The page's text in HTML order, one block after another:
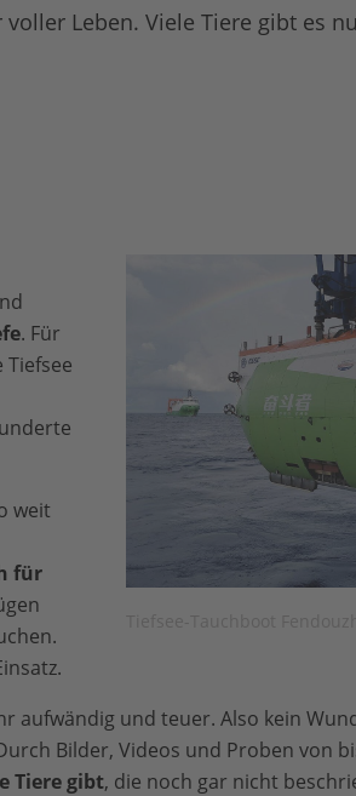
Leben. Viele Tiere gibt es
. Für
weit
für
aufwändig und teuer. Also kein
Bilder, Videos und Proben von
Tiere gibt, die noch gar nicht